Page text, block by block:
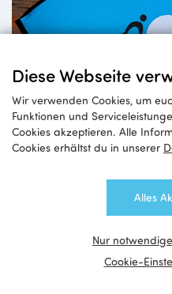
Diese Webseite
Wir verwenden Cookies, um
Funktionen und
Cookies akzeptieren. Alle
Cookies erhältst du in unserer
Alles
Nur
Cookie-